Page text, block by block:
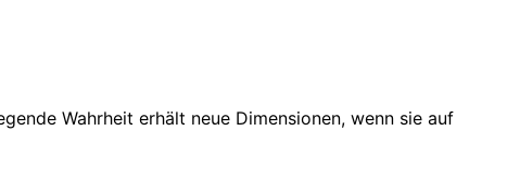
Wahrheit erhält neue Dimensionen, wenn sie auf